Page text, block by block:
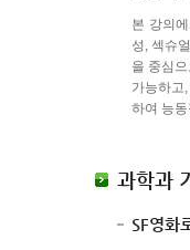
본 강의
성, 섹슈
을 중심
가능하고
하여 능
과학과
SF영화